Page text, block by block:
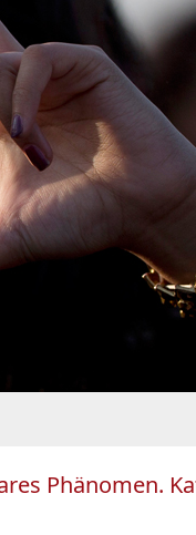
Phänomen.